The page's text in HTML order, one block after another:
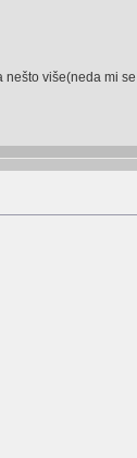
više(neda mi